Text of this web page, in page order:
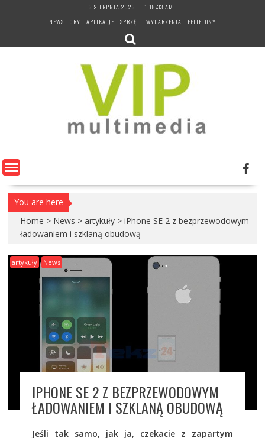
6 SIERPNIA 2026
1:18:34 AM
NEWS
GRY APLIKACJE SPRZĘT WYDARZENIA FELIETONY
You are here
Home > News > artykuły > iPhone SE 2 z bezprzewodowym
ładowaniem i szklaną obudową
artykuły News
IPHONE SE 2 Z BEZPRZEWODOWYM
ŁADOWANIEM I SZKLANĄ OBUDOWĄ
Jeśli tak samo, jak ja, czekacie z zapartym